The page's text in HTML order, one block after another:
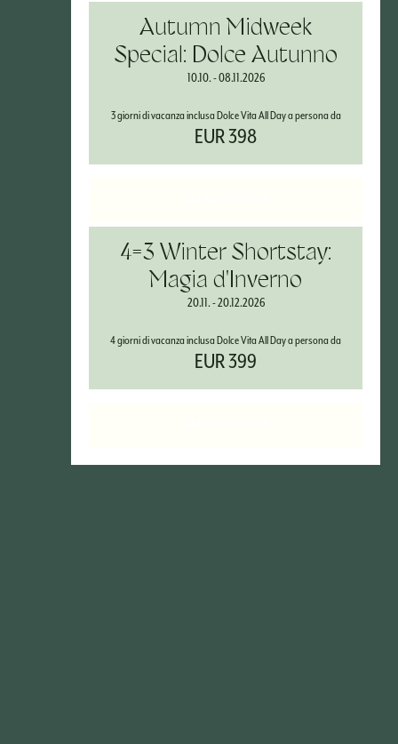
Autumn Midweek
Special: Dolce Autunno
10.10. - 08.11.2026
3 giorni di vacanza inclusa Dolce Vita All Day a persona da
EUR 398
4=3 Winter Shortstay:
Magia d'Inverno
20.11. - 20.12.2026
4 giorni di vacanza inclusa Dolce Vita All Day a persona da
EUR 399